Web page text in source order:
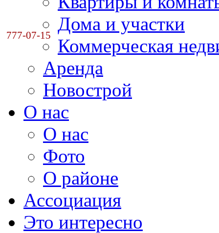
777-07-15
Дома и участки
Коммерческая
Аренда
Новострой
О нас
О нас
Фото
О районе
Ассоциация
Это интересно